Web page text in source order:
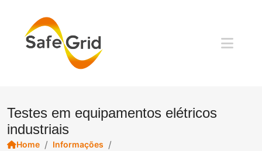
Testes em equipamentos elétricos
industriais
Home / Informações /